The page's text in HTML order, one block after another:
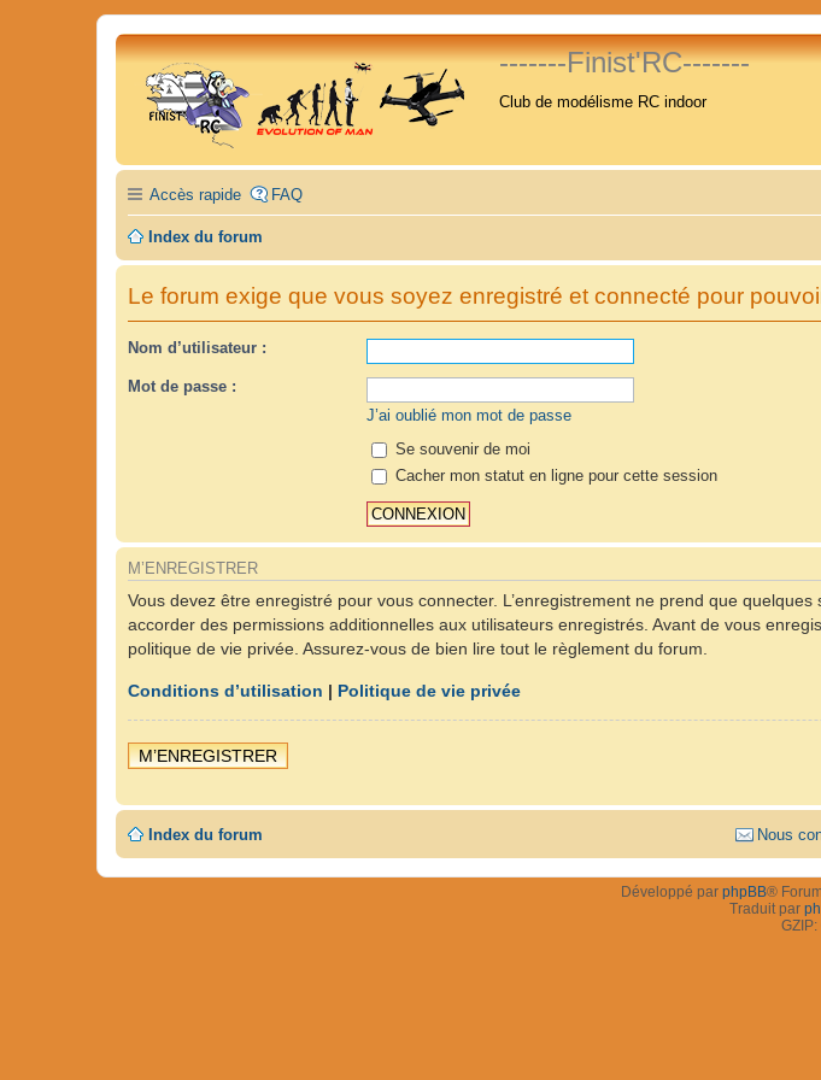
-------Finist'RC-------
Club de modélisme RC indoor
Accès rapide FAQ
Index du forum
Le forum exige que vous soyez enregistré et connecté pour
Nom d’utilisateur :
Mot de passe :
J’ai oublié mon mot de passe
Se souvenir de moi
Cacher mon statut en ligne pour cette session
M’ENREGISTRER
Vous devez être enregistré pour vous connecter. L’enregistrement ne prend que
accorder des permissions additionnelles aux utilisateurs enregistrés. Avant de vous
politique de vie privée. Assurez-vous de bien lire tout le règlement du forum.
Conditions d’utilisation | Politique de vie privée
M’ENREGISTRER
Index du forum Nous
Développé par phpBB®
Traduit par
GZIP: